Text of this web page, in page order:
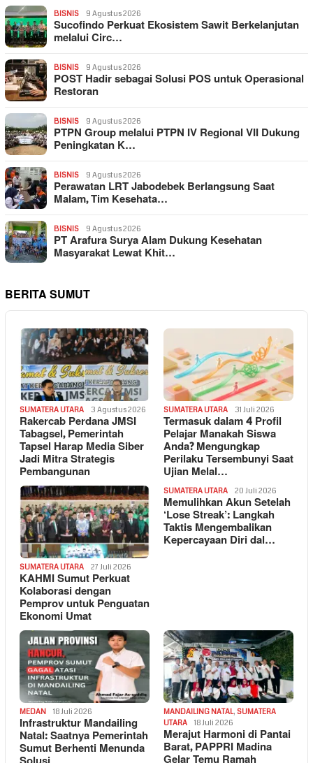
BISNIS 9 Agustus 2026
Sucofindo Perkuat Ekosistem Sawit Berkelanjutan
melalui Circ…
BISNIS 9 Agustus 2026
POST Hadir sebagai Solusi POS untuk Operasional
Restoran
BISNIS 9 Agustus 2026
PTPN Group melalui PTPN IV Regional VII Dukung
Peningkatan K…
BISNIS 9 Agustus 2026
Perawatan LRT Jabodebek Berlangsung Saat
Malam, Tim Kesehata…
BISNIS 9 Agustus 2026
PT Arafura Surya Alam Dukung Kesehatan
Masyarakat Lewat Khit…
BERITA SUMUT
SUMATERA UTARA 3 Agustus 2026
Rakercab Perdana JMSI
Tabagsel, Pemerintah
Tapsel Harap Media Siber
Jadi Mitra Strategis
Pembangunan
SUMATERA UTARA 31 Juli 2026
Termasuk dalam 4 Profil
Pelajar Manakah Siswa
Anda? Mengungkap
Perilaku Tersembunyi Saat
Ujian Melal…
SUMATERA UTARA 27 Juli 2026
KAHMI Sumut Perkuat
Kolaborasi dengan
Pemprov untuk Penguatan
Ekonomi Umat
SUMATERA UTARA 20 Juli 2026
Memulihkan Akun Setelah
‘Lose Streak’: Langkah
Taktis Mengembalikan
Kepercayaan Diri dal…
MEDAN 18 Juli 2026
Infrastruktur Mandailing
Natal: Saatnya Pemerintah
Sumut Berhenti Menunda
MANDAILING NATAL, SUMATERA
UTARA
18 Juli 2026
Merajut Harmoni di Pantai
Barat, PAPPRI Madina